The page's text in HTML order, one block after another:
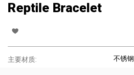
Reptile Bracelet
主要材质: 不锈钢